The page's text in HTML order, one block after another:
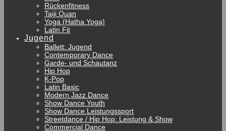
Rückenfitness
Taiji Quan
Yoga (Hatha Yoga)
Latin Fit
Jugend
Ballett: Jugend
Contemporary Dance
Garde- und Schautanz
Hip Hop
K-Pop
Latin Basic
Modern Jazz Dance
Show Dance Youth
Show Dance Leistungssport
Streetdance / Hip Hop: Leistung & Show
Commercial Dance